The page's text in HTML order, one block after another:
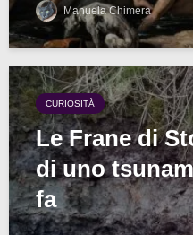
Manuela Chimera
CURIOSITÀ
Le Frane di
di uno
fa